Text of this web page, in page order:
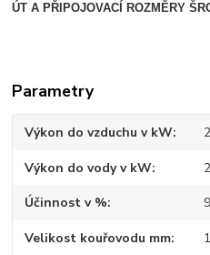
ÚT A PŘIPOJOVACÍ ROZMĚRY
Parametry
Výkon do vzduchu v kW
Výkon do vody v kW
Účinnost v %
Velikost kouřovodu mm